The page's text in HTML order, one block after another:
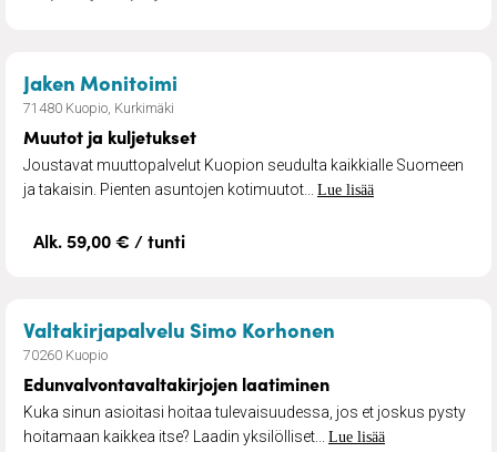
Jaken Monitoimi
71480 Kuopio, Kurkimäki
Muutot ja kuljetukset
Joustavat muuttopalvelut Kuopion seudulta kaikkialle Suomeen
ja takaisin. Pienten asuntojen kotimuutot... Lue lisää
Alk. 59,00 € / tunti
Valtakirjapalvelu Simo Korhonen
70260 Kuopio
Edunvalvontavaltakirjojen laatiminen
Kuka sinun asioitasi hoitaa tulevaisuudessa, jos et joskus pysty
hoitamaan kaikkea itse? Laadin yksilölliset... Lue lisää